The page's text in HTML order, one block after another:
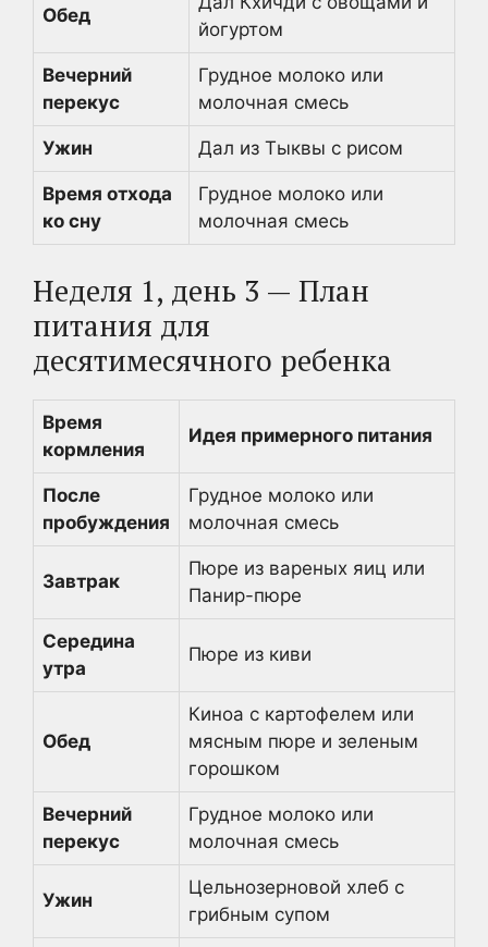
Обед
йогуртом
Вечерний
перекус
Грудное молоко или
молочная смесь
Ужин Дал из Тыквы с рисом
Время отхода
ко сну
Грудное молоко или
молочная смесь
Неделя 1, день 3 — План
питания для
десятимесячного ребенка
Время
кормления
Идея примерного питания
После
пробуждения
Грудное молоко или
молочная смесь
Завтрак
Пюре из вареных яиц или
Панир-пюре
Середина
утра
Пюре из киви
Обед
Киноа с картофелем или
мясным пюре и зеленым
горошком
Вечерний
перекус
Грудное молоко или
молочная смесь
Ужин
Цельнозерновой хлеб с
грибным супом